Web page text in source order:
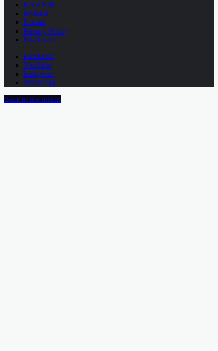
Kode Etik
Redaksi
Kontak
Privacy Policy
Disclaimer
Facebook
YouTube
Instagram
WhatsApp
Back to top button